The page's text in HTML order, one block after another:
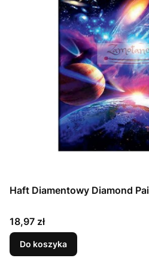
Haft Diamentowy Diamond
Cena
18,97 zł
Do koszyka